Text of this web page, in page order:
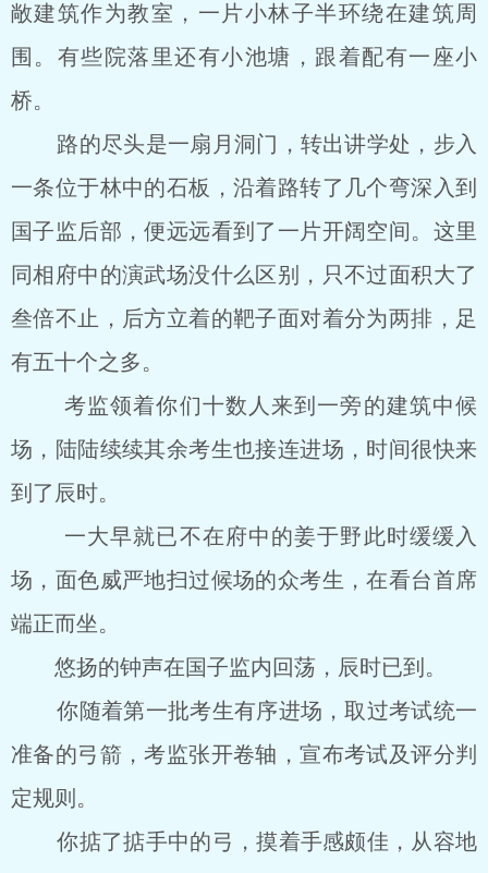
敞建筑作为教室，一片小林子半环绕在建筑周
围。有些院落里还有小池塘，跟着配有一座小
桥。
路的尽头是一扇月洞门，转出讲学处，步入
一条位于林中的石板，沿着路转了几个弯深入到
国子监后部，便远远看到了一片开阔空间。这里
同相府中的演武场没什么区别，只不过面积大了
叁倍不止，后方立着的靶子面对着分为两排，足
有五十个之多。
考监领着你们十数人来到一旁的建筑中候
场，陆陆续续其余考生也接连进场，时间很快来
到了辰时。
一大早就已不在府中的姜于野此时缓缓入
场，面色威严地扫过候场的众考生，在看台首席
端正而坐。
悠扬的钟声在国子监内回荡，辰时已到。
你随着第一批考生有序进场，取过考试统一
准备的弓箭，考监张开卷轴，宣布考试及评分判
定规则。
你掂了掂手中的弓，摸着手感颇佳，从容地